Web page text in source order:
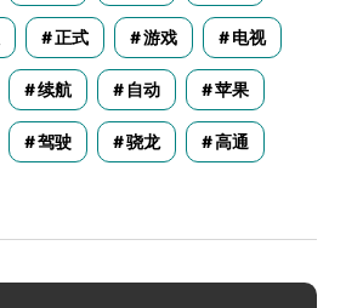
正式 游戏 电视
续航 自动 苹果
驾驶 骁龙 高通